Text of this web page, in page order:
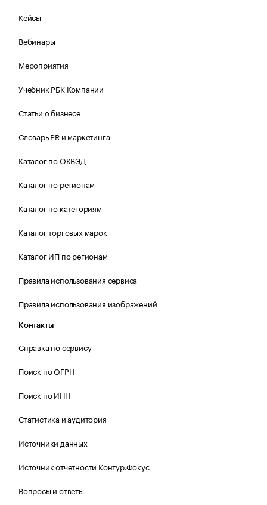
Кейсы
Вебинары
Мероприятия
Учебник РБК Компании
Статьи о бизнесе
Словарь PR и маркетинга
Каталог по ОКВЭД
Каталог по регионам
Каталог по категориям
Каталог торговых марок
Каталог ИП по регионам
Правила использования сервиса
Правила использования изображений
Контакты
Справка по сервису
Поиск по ОГРН
Поиск по ИНН
Статистика и аудитория
Источники данных
Источник отчетности Контур.Фокус
Вопросы и ответы